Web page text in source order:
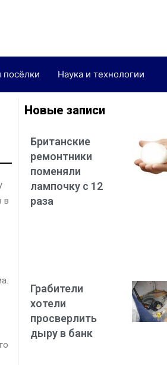
посёлки Наука и технологии
в
Новые записи
Британские
ремонтники
поменяли
лампочку с 12
раза
Грабители
хотели
просверлить
дыру в банк